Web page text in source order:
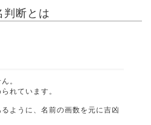
判断とは
。
れています。
ように、名前の画数を元に吉凶